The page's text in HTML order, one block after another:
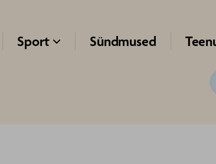
Sport  Sündmused